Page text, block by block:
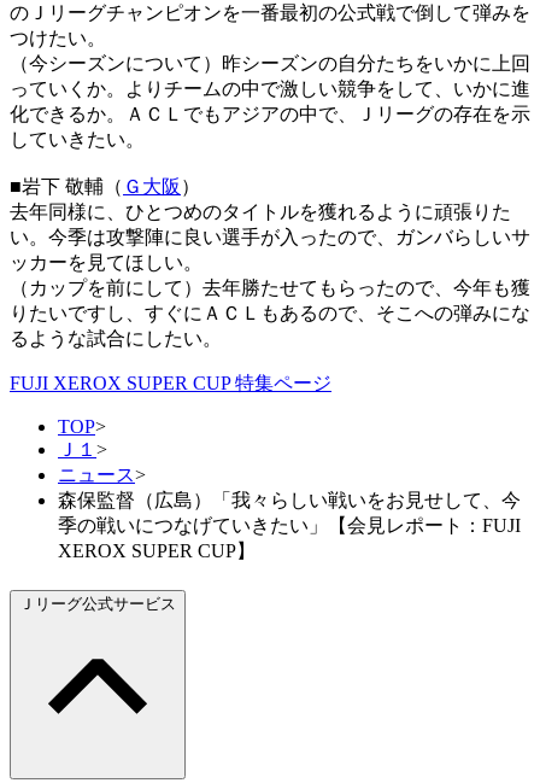
のＪリーグチャンピオンを一番最初の公式戦で倒して弾みを
つけたい。
（今シーズンについて）昨シーズンの自分たちをいかに上回
っていくか。よりチームの中で激しい競争をして、いかに進
化できるか。ＡＣＬでもアジアの中で、Ｊリーグの存在を示
していきたい。
■岩下 敬輔（ Ｇ大阪 ）
去年同様に、ひとつめのタイトルを獲れるように頑張りた
い。今季は攻撃陣に良い選手が入ったので、ガンバらしいサ
ッカーを見てほしい。
（カップを前にして）去年勝たせてもらったので、今年も獲
りたいですし、すぐにＡＣＬもあるので、そこへの弾みにな
るような試合にしたい。
FUJI XEROX SUPER CUP 特集ページ
TOP>
Ｊ１ >
ニュース>
森保監督（広島）「我々らしい戦いをお見せして、今
季の戦いにつなげていきたい」【会見レポート：FUJI
XEROX SUPER CUP】
Ｊリーグ公式サービス